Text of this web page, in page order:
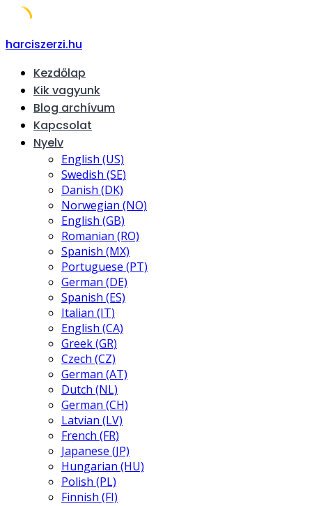
Skip
content
harciszerzi.hu
Kezdőlap
Kik vagyunk
Blog archívum
Kapcsolat
Nyelv
English (US)
Swedish (SE)
Danish (DK)
Norwegian (NO)
English (GB)
Romanian (RO)
Spanish (MX)
Portuguese (PT)
German (DE)
Spanish (ES)
Italian (IT)
English (CA)
Greek (GR)
Czech (CZ)
German (AT)
Dutch (NL)
German (CH)
Latvian (LV)
French (FR)
Japanese (JP)
Hungarian (HU)
Polish (PL)
Finnish (FI)